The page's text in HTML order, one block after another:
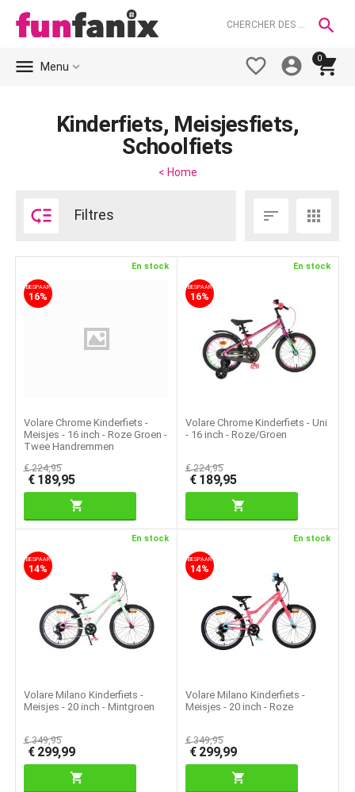

0



 Menu 
Kinderfiets, Meisjesfiets,
Schoolfiets
< Home
 Filtres  
En stock
BESPAAR
16%
Volare Chrome Kinderfiets -
Meisjes - 16 inch - Roze Groen -
Twee Handremmen
€224,95
€ 189,95
En stock
BESPAAR
16%
Volare Chrome Kinderfiets - Uni
- 16 inch - Roze/Groen
€224,95
€ 189,95
En stock
BESPAAR
14%
Volare Milano Kinderfiets -
Meisjes - 20 inch - Mintgroen
€349,95
€ 299,99
En stock
BESPAAR
14%
Volare Milano Kinderfiets -
Meisjes - 20 inch - Roze
€349,95
€ 299,99